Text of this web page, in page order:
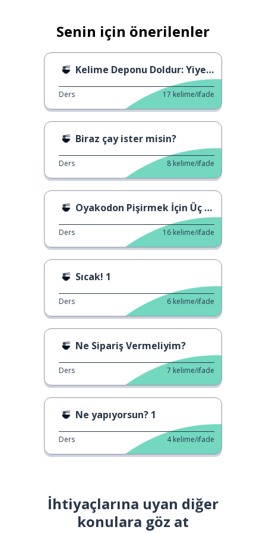
Senin için önerilenler
Kelime Deponu Doldur: Yiyecek 1
Ders 17 kelime/ifade
Biraz çay ister misin?
Ders 8 kelime/ifade
Oyakodon Pişirmek İçin Üç İpucu
Ders 16 kelime/ifade
Sıcak! 1
Ders 6 kelime/ifade
Ne Sipariş Vermeliyim?
Ders 7 kelime/ifade
Ne yapıyorsun? 1
Ders 4 kelime/ifade
İhtiyaçlarına uyan diğer
konulara göz at